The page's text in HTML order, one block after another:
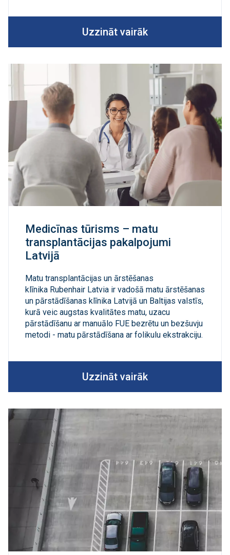
Uzzināt vairāk
Medicīnas tūrisms – matu
transplantācijas pakalpojumi
Latvijā
Matu transplantācijas un ārstēšanas
klīnika Rubenhair Latvia ir vadošā matu ārstēšanas
un pārstādīšanas klīnika Latvijā un Baltijas valstīs,
kurā veic augstas kvalitātes matu, uzacu
pārstādīšanu ar manuālo FUE bezrētu un bezšuvju
metodi - matu pārstādīšana ar folikulu ekstrakciju.
Uzzināt vairāk